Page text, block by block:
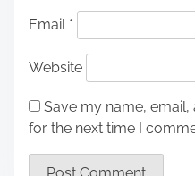
Email *
Website
Save my name,
for the next time I